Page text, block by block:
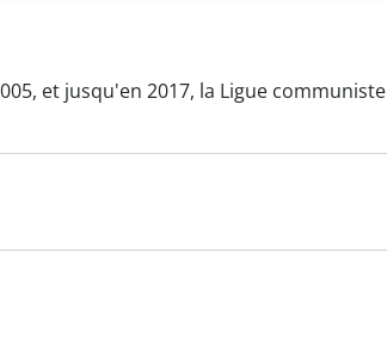
et jusqu'en 2017, la Ligue communiste